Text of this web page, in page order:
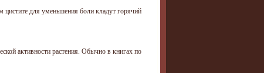
для уменьшения боли кладут горячий
активности растения. Обычно в книгах по